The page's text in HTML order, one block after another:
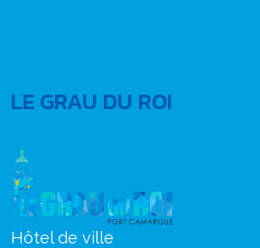
LE GRAU DU ROI
Hôtel de ville